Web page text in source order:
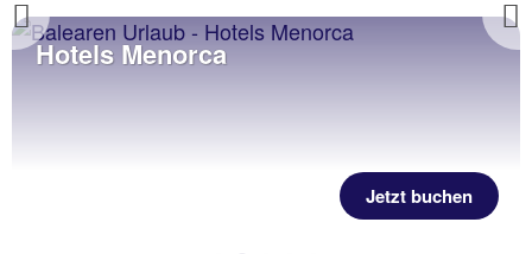
Previous
Jetzt buchen